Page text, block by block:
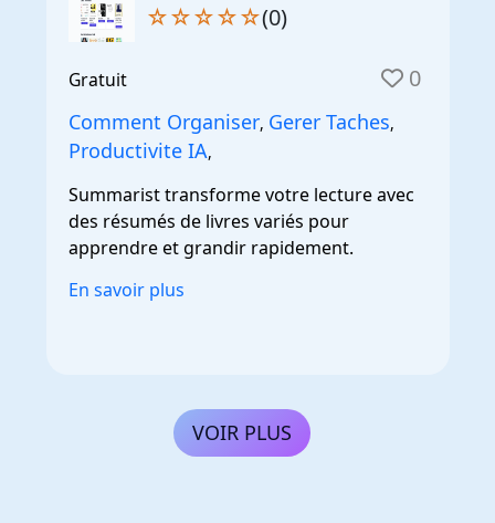
☆☆☆☆☆(0)
Gratuit 0
Comment Organiser, Gerer Taches,
Productivite IA,
Summarist transforme votre lecture avec
des résumés de livres variés pour
apprendre et grandir rapidement.
En savoir plus
VOIR PLUS